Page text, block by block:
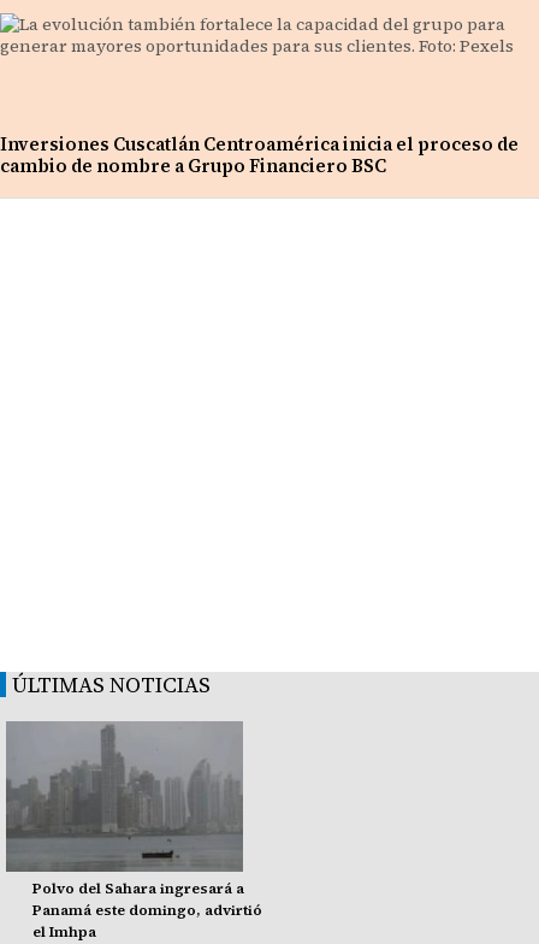
Inversiones Cuscatlán Centroamérica inicia el proceso de
cambio de nombre a Grupo Financiero BSC
ÚLTIMAS NOTICIAS
Polvo del Sahara ingresará a
Panamá este domingo, advirtió
el Imhpa